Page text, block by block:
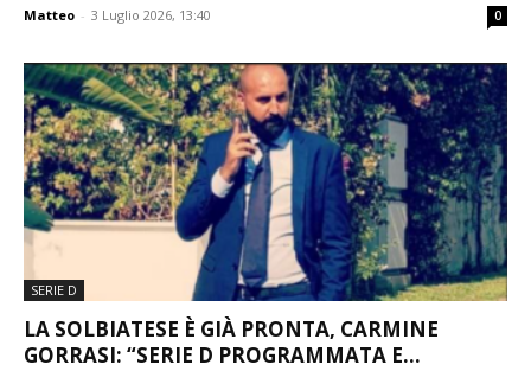
Matteo - 3 Luglio 2026, 13:40 0
SERIE D
LA SOLBIATESE È GIÀ PRONTA, CARMINE
GORRASI: “SERIE D PROGRAMMATA E...